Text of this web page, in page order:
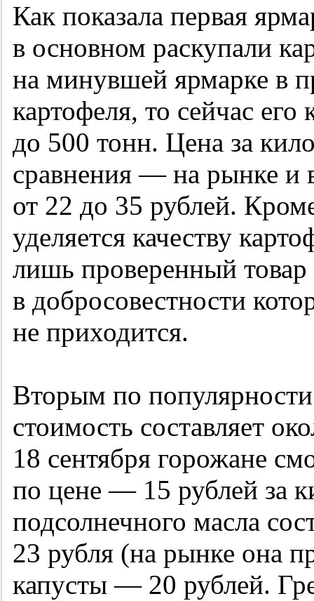
Как показала первая
в основном раскупали
на минувшей ярмарке в
картофеля, то сейчас его
до 500 тонн. Цена за
сравнения — на рынке и
от 22 до 35 рублей.
уделяется качеству
лишь проверенный
в добросовестности
не приходится.
Вторым по
стоимость составляет
18 сентября горожане
по цене — 15 рублей за
подсолнечного масла
23 рубля (на рынке она
капусты — 20 рублей.